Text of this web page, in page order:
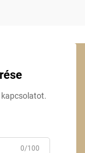
kapcsolatot.
0/100